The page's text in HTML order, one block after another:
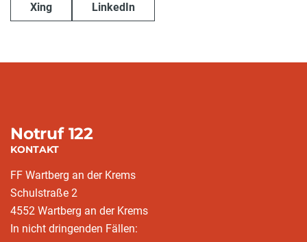
Xing LinkedIn
Notruf 122
KONTAKT
FF Wartberg an der Krems
Schulstraße 2
4552 Wartberg an der Krems
In nicht dringenden Fällen: